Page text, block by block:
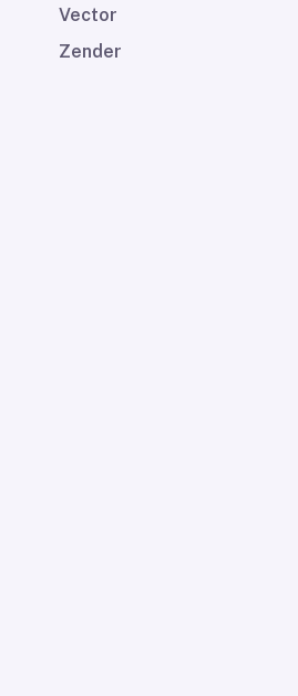
Vector
Zender